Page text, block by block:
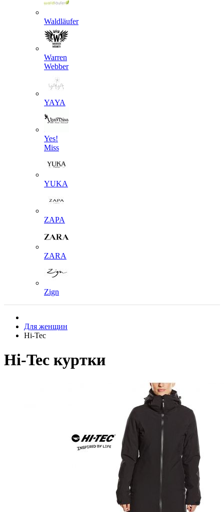
Waldläufer
Warren
Webber
YAYA
Yes!
Miss
YUKA
ZAPA
ZARA
Zign
Для женщин
Hi-Tec
Hi-Tec куртки